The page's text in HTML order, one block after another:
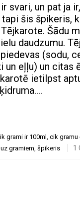
svari, un pat ja
šis špikeris,
Šādu
daudzumu.
(sodu,
eļļu) un citas
ietilpst
grami ir 100ml , cik gramu
gramiem, špikeris 1